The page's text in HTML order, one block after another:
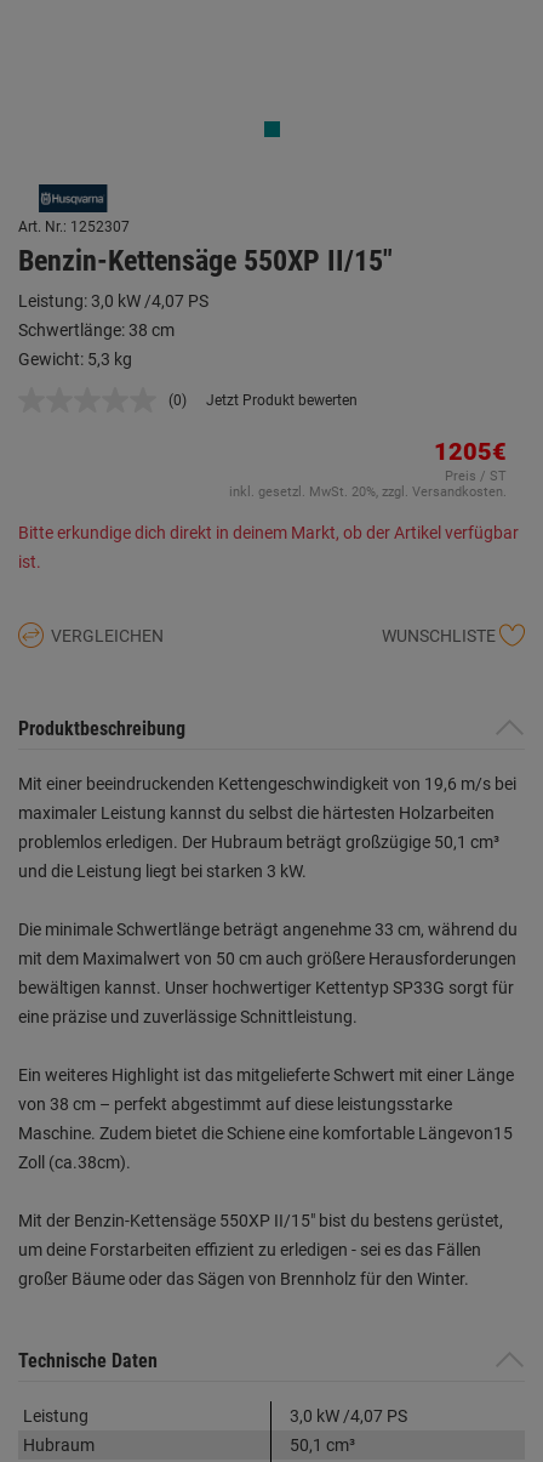
Art. Nr.: 1252307
Benzin-Kettensäge 550XP II/15"
Leistung: 3,0 kW /4,07 PS
Schwertlänge: 38 cm
Gewicht: 5,3 kg
Kein
derselben
(0) Jetzt Produkt bewerten
1205€
Preis / ST
inkl. gesetzl. MwSt. 20%, zzgl. Versandkosten.
Bitte erkundige dich direkt in deinem Markt, ob der Artikel verfügbar
ist.
VERGLEICHEN WUNSCHLISTE
Produktbeschreibung
Mit einer beeindruckenden Kettengeschwindigkeit von 19,6 m/s bei
maximaler Leistung kannst du selbst die härtesten Holzarbeiten
problemlos erledigen. Der Hubraum beträgt großzügige 50,1 cm³
und die Leistung liegt bei starken 3 kW.
Die minimale Schwertlänge beträgt angenehme 33 cm, während du
mit dem Maximalwert von 50 cm auch größere Herausforderungen
bewältigen kannst. Unser hochwertiger Kettentyp SP33G sorgt für
eine präzise und zuverlässige Schnittleistung.
Ein weiteres Highlight ist das mitgelieferte Schwert mit einer Länge
von 38 cm – perfekt abgestimmt auf diese leistungsstarke
Maschine. Zudem bietet die Schiene eine komfortable Längevon15
Zoll (ca.38cm).
Mit der Benzin-Kettensäge 550XP II/15" bist du bestens gerüstet,
um deine Forstarbeiten effizient zu erledigen - sei es das Fällen
großer Bäume oder das Sägen von Brennholz für den Winter.
Technische Daten
Leistung
3,0 kW /4,07 PS
Hubraum
50,1 cm³